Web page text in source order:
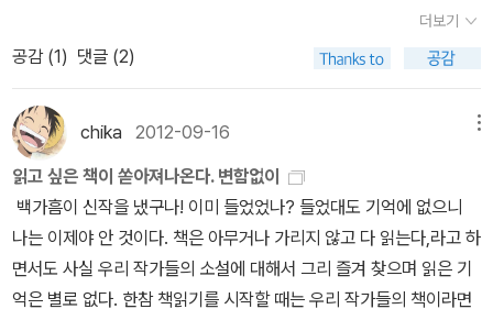
정수배로만 존재할 수 있는 것이다. 예컨대, 세상에 책이 2권 단위로
묶여서만 존재할 수 있다면, 존재하는 책의 수는 그 최소 단위(2)의
속적인 값을 갖을 수가 없다는 것이다. 예컨대, 앞의 예에서 값은 오로
지 2, 4, 6, 8... 만을 가질 것인데, 이걸 그래프로 그러면 연속적인 그
래프인 줄이 아니라 점이 여러개 찍힐 수 밖에 없다. 따라서 양자 역학
의 관점에서 보면 고전 역학(뉴턴, 갈릴레이 역학)은 양자 역학의 아
주 극단적인 경우라고도 할 수 있다. 해상도가 낮아지면서(너무 크게
보다보니) 디테일(2,4,6,8로 이산적인 분포)을 볼 수 없어서 연속적
으로 바라보고 있으니 말이다. 이 밖에도 양자 역학과 확률론적 해석
립 병원 외래 예약은 해놨지만 수술이 잡힐지 걱정이었다. 외과 수술
가능한 근처 2차 종합병원도 염두에 두고 어제 엄마랑 병원에 다녀왔
다. 다른 대학병원들 진료 감당 안 되는 걸 공립 시립 병원이랑 군병원
이 다 감당한다, 뭐 그런 기사 본 후라 걱정했는데… 의외로 병원은
여유로웠고 작년 내가 입원 치료 받던 시절보다도 훨씬 사람이 적어
서 대기 없이 휙휙, 외래도 예약 시간 삼십분 전엔가 갔는데 환자 없어
서 미리 진료 다 봐주심… 의사 선생님은 담석 크기 개수 상관 없이 증
상이 오래되고 심하면 담낭절제술을 해야 한다고 했다. 조심스럽게
요즘 고생 많으신데 수술이 잡힐 수 있나요…했더니 마침 잡힌 수술
환자가 기한을 미뤄버려서 내일 모레 가능하다고…그래서 일사천리
과학자들을 대했던 그들의 방식이었다. 우리 나라의 과학지식인들은
21세기에 어떤 대우를 받을까? 내가 보기엔 홀대와 수모라는 두 단어
가 제일 적절하다. 기초과학과 전문과학지식을 홀대하는 나라에서,
오버 퀄리티라는 이유로 교수 면접에서 탈락되는 나라에서, 무슨 산
업이 발전할 수 있을까? 아침 기사에 휘어지는 디스플레이를 만들 수
있는 기업이 있고 반으로 접을 수 있는 디스플레이를 만들어 올 하반
기에는 판매한다는데, 이것이야 말로 기술적인 혁신인데, 무슨 기초
과학 타령을 하고 있느냐고 누군가는 말 할 지도 모르겠다. 아닌게 아
니라, 휘어지는 디스플레이어 만들어지는 시대에 맞춰 기판이나 내부
로 발전시킨 <전체주의의 기원>, <예루살렘의 아이히만>, <혁명론
>, <공화국의 위기>를 중심으로 아렌트의 공화주의적 사유의 족적을
체적 현실(레스 부블리카)로 만들어 가는 아렌트의 공화주의적 사유
의 요소들을 살펴보는 일은 우리나라의 정치현실을 반성적으로 사유
하는 데 도움이 될 수 있다.국내 학자들의 아렌트 연구서가 여럿 나와
있는 상황이지만 적당한 난이도와 분량의 입문서로서 유익할 듯싶다.
교양 물리학 분야의 책들을 활발하게 저술하고 있는 이종필 교수도
'양자역학과 상대성이론을 넘어'를 부제로 한 <신의 입자를 찾아서>
(마티, 2015)를 다시 출간했다. 2008년에 같은 제목으로 나왔던 책
자들이 인생에서 ‘긍정적인 결과’를 불러오는 개인적 특성을 구분할
때 지속적으로 발견하는 이 두 가지 요소는 바로 지적능력과 자기 절
제self-control다.p 14 영국 출신 스마일스는 이 책에서 “천재는 곧
인내다”고 썼다.p 27 자기 절제는 대체로 무의식적으로 작동한다.p
36 의지력도 계속 사용하면 피로를 느끼는 근육과 같은 것일 수 있
다.p 44 자아 고갈 현상이 자기 절제의 핵심 기관인 전측대상피질의
활동을 약화시킨다는 것을 밝혀냈다.p 53 의지력은 크게 네 가지 범
주로 나눌 수 있다./생각의 조절, 감정 조절, 충동 조절, 수행 조절p 6
7 포도당 없이는 의지력도 없었다.p 71 PMS premenstrual syndr
더보기
공감 (1) 댓글 (2)
chika 2012-09-16
읽고 싶은 책이 쏟아져나온다. 변함없이
백가흠이 신작을 냈구나! 이미 들었었나? 들었대도 기억에 없으니
나는 이제야 안 것이다. 책은 아무거나 가리지 않고 다 읽는다,라고 하
면서도 사실 우리 작가들의 소설에 대해서 그리 즐겨 찾으며 읽은 기
억은 별로 없다. 한참 책읽기를 시작할 때는 우리 작가들의 책이라면